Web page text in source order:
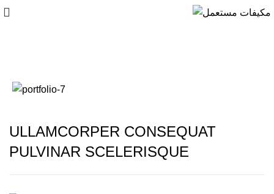
ULLAMCORPER CONSEQUAT
PULVINAR SCELERISQUE